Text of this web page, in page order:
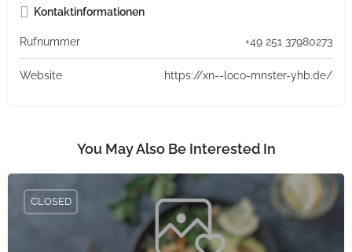
Kontaktinformationen
Rufnummer +49 251 37980273
Website https://xn--loco-mnster-yhb.de/
You May Also Be Interested In
CLOSED